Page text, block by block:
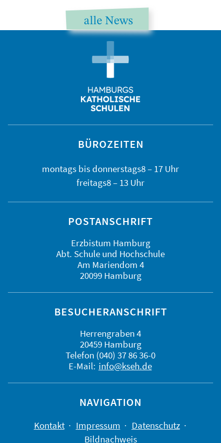
alle News
BÜROZEITEN
montags bis donnerstags8 – 17 Uhr
freitags8 – 13 Uhr
POSTANSCHRIFT
Erzbistum Hamburg
Abt. Schule und Hochschule
Am Mariendom 4
20099 Hamburg
BESUCHERANSCHRIFT
Herrengraben 4
20459 Hamburg
Telefon (040) 37 86 36-0
E-Mail: info@kseh.de
NAVIGATION
Kontakt Impressum
Datenschutz
Bildnachweis